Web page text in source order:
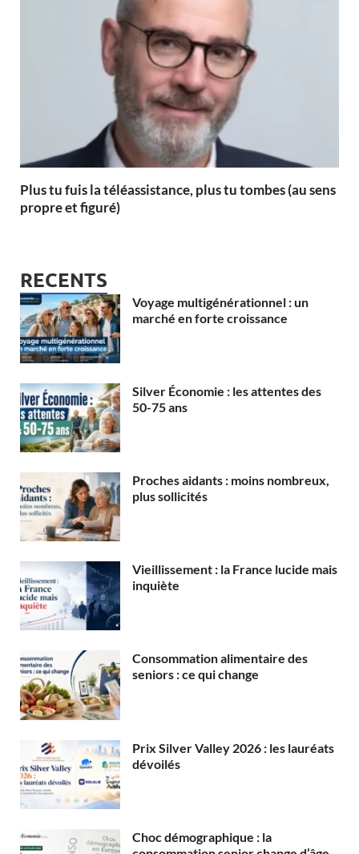
Plus tu fuis la téléassistance, plus tu tombes (au sens
propre et figuré)
RECENTS
Voyage multigénérationnel : un
marché en forte croissance
Silver Économie : les attentes des
50-75 ans
Proches aidants : moins nombreux,
plus sollicités
Vieillissement : la France lucide mais
inquiète
Consommation alimentaire des
seniors : ce qui change
Prix Silver Valley 2026 : les lauréats
dévoilés
Choc démographique : la